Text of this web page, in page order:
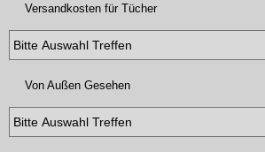
Versandkosten für Tücher
Von Außen Gesehen